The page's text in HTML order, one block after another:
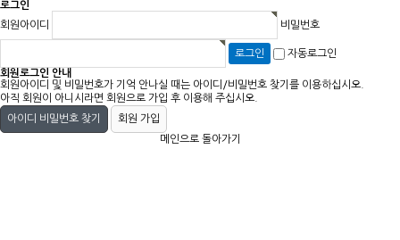
로그인
회원아이디
비밀번호
자동로그인
회원로그인 안내
회원아이디 및 비밀번호가 기억 안나실 때는 아이디/비밀번호 찾기를 이용하십시오.
아직 회원이 아니시라면 회원으로 가입 후 이용해 주십시오.
아이디 비밀번호 찾기
회원 가입
메인으로 돌아가기